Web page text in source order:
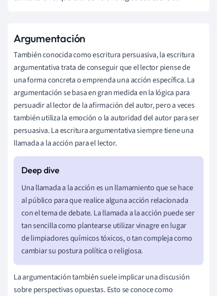
Argumentación
También conocida como escritura persuasiva, la escritura
argumentativa trata de conseguir que el lector piense de
una forma concreta o emprenda una acción específica. La
argumentación se basa en gran medida en la lógica para
persuadir al lector de la afirmación del autor, pero a veces
también utiliza la emoción o la autoridad del autor para ser
persuasiva. La escritura argumentativa siempre tiene una
llamada a la acción para el lector.
Una llamada a la acción es un llamamiento que se hace
al público para que realice alguna acción relacionada
con el tema de debate. La llamada a la acción puede ser
tan sencilla como plantearse utilizar vinagre en lugar
de limpiadores químicos tóxicos, o tan compleja como
cambiar su postura política o religiosa.
La argumentación también suele implicar una discusión
sobre perspectivas opuestas. Esto se conoce como